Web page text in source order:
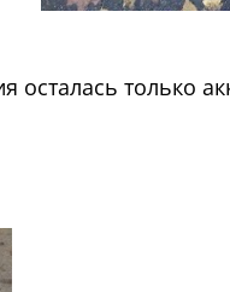
только